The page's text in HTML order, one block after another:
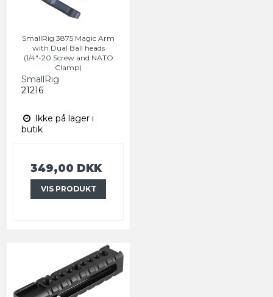
SmallRig 3875 Magic Arm
with Dual Ball heads
(1/4"-20 Screw and NATO
Clamp)
SmallRig
21216
Ikke på lager i
butik
349,00 DKK
VIS PRODUKT